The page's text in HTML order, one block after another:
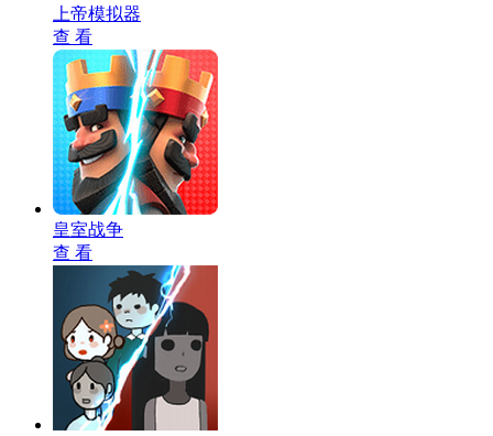
上帝模拟器
查 看
皇室战争
查 看